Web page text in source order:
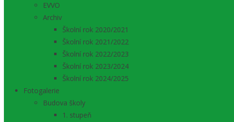
EVVO
Archiv
Školní rok 2020/2021
Školní rok 2021/2022
Školní rok 2022/2023
Školní rok 2023/2024
Školní rok 2024/2025
Fotogalerie
Budova školy
1. stupeň